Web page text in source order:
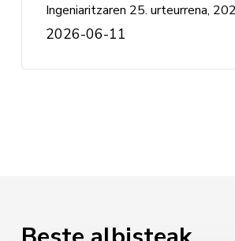
Ingeniaritzaren 25. urteurrena,
2026-06-11